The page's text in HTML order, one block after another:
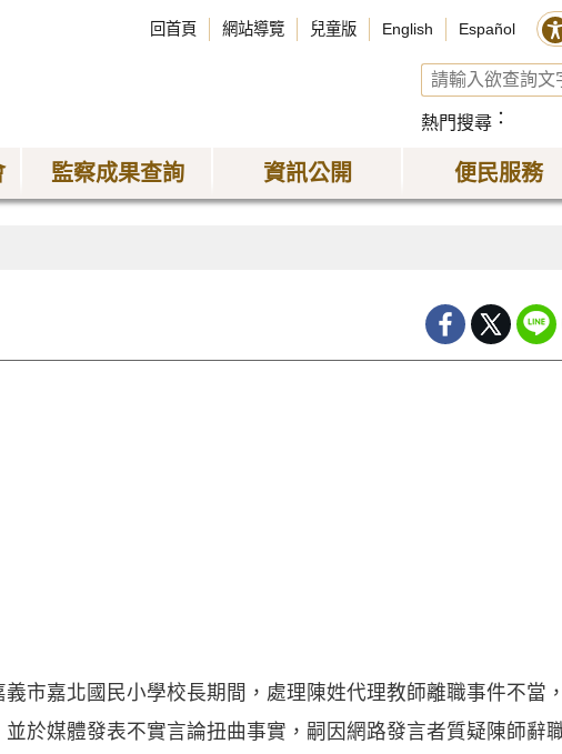
回首頁 網站導覽 兒童版 English Español
熱門搜尋
監察成果查詢 資訊公開 便民服務
市嘉北國民小學校長期間，處理陳姓代理教師離職事件不當
於媒體發表不實言論扭曲事實，嗣因網路發言者質疑陳師辭